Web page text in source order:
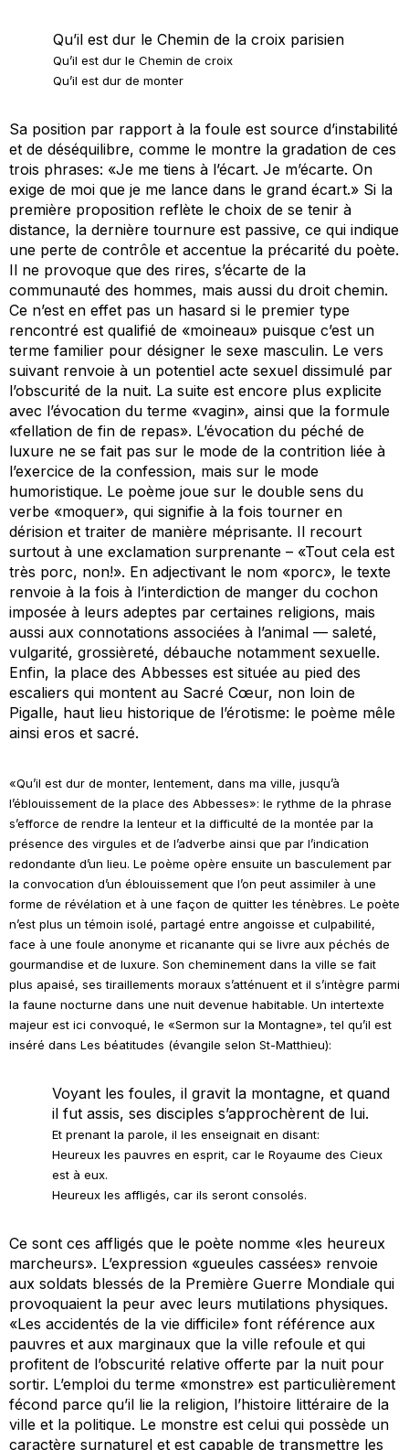
Qu’il est dur le Chemin de la croix parisien
Qu’il est dur le Chemin de croix
Qu’il est dur de monter
Sa position par rapport à la foule est source d’instabilité
et de déséquilibre, comme le montre la gradation de ces
trois phrases: «Je me tiens à l’écart. Je m’écarte. On
exige de moi que je me lance dans le grand écart.» Si la
première proposition reflète le choix de se tenir à
distance, la dernière tournure est passive, ce qui indique
une perte de contrôle et accentue la précarité du poète.
Il ne provoque que des rires, s’écarte de la
communauté des hommes, mais aussi du droit chemin.
Ce n’est en effet pas un hasard si le premier type
rencontré est qualifié de «moineau» puisque c’est un
terme familier pour désigner le sexe masculin. Le vers
suivant renvoie à un potentiel acte sexuel dissimulé par
l’obscurité de la nuit. La suite est encore plus explicite
avec l’évocation du terme «vagin», ainsi que la formule
«fellation de fin de repas». L’évocation du péché de
luxure ne se fait pas sur le mode de la contrition liée à
l’exercice de la confession, mais sur le mode
humoristique. Le poème joue sur le double sens du
verbe «moquer», qui signifie à la fois tourner en
dérision et traiter de manière méprisante. Il recourt
surtout à une exclamation surprenante – «Tout cela est
très porc, non!». En adjectivant le nom «porc», le texte
renvoie à la fois à l’interdiction de manger du cochon
imposée à leurs adeptes par certaines religions, mais
aussi aux connotations associées à l’animal — saleté,
vulgarité, grossièreté, débauche notamment sexuelle.
Enfin, la place des Abbesses est située au pied des
escaliers qui montent au Sacré Cœur, non loin de
Pigalle, haut lieu historique de l’érotisme: le poème mêle
ainsi eros et sacré.
«Qu’il est dur de monter, lentement, dans ma ville, jusqu’à
l’éblouissement de la place des Abbesses»: le rythme de la phrase
s’efforce de rendre la lenteur et la difficulté de la montée par la
présence des virgules et de l’adverbe ainsi que par l’indication
redondante d’un lieu. Le poème opère ensuite un basculement par
la convocation d’un éblouissement que l’on peut assimiler à une
forme de révélation et à une façon de quitter les ténèbres. Le poète
n’est plus un témoin isolé, partagé entre angoisse et culpabilité,
face à une foule anonyme et ricanante qui se livre aux péchés de
gourmandise et de luxure. Son cheminement dans la ville se fait
plus apaisé, ses tiraillements moraux s’atténuent et il s’intègre parmi
la faune nocturne dans une nuit devenue habitable. Un intertexte
majeur est ici convoqué, le «Sermon sur la Montagne», tel qu’il est
inséré dans Les béatitudes (évangile selon St-Matthieu):
Voyant les foules, il gravit la montagne, et quand
il fut assis, ses disciples s’approchèrent de lui.
Et prenant la parole, il les enseignait en disant:
Heureux les pauvres en esprit, car le Royaume des Cieux
est à eux.
Heureux les affligés, car ils seront consolés.
Ce sont ces affligés que le poète nomme «les heureux
marcheurs». L’expression «gueules cassées» renvoie
aux soldats blessés de la Première Guerre Mondiale qui
provoquaient la peur avec leurs mutilations physiques.
«Les accidentés de la vie difficile» font référence aux
pauvres et aux marginaux que la ville refoule et qui
profitent de l’obscurité relative offerte par la nuit pour
sortir. L’emploi du terme «monstre» est particulièrement
fécond parce qu’il lie la religion, l’histoire littéraire de la
ville et la politique. Le monstre est celui qui possède un
caractère surnaturel et est capable de transmettre les